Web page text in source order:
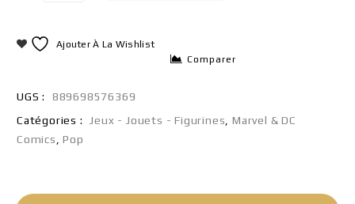
Ajouter À La Wishlist
Comparer
UGS :
889698576369
Catégories :
Jeux - Jouets - Figurines ,Marvel & DC
Comics
,Pop